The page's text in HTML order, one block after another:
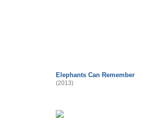
Elephants Can Remember
(2013)